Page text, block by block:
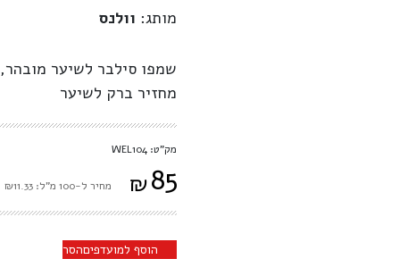
מותג: וולנס
שמפו סילבר לשיער
מחזיר ברק לשיער
מק"ט: WEL104
₪85 מחיר ל-100 מ"ל: ₪11.33
הוסף למועדפיםהסר